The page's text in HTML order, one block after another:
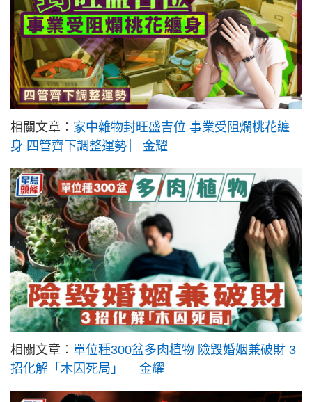
相關文章︰ 家中雜物封旺盛吉位 事業受阻爛桃花纏
身 四管齊下調整運勢 ︳金耀
相關文章︰ 單位種300盆多肉植物 險毀婚姻兼破財 3
招化解「木囚死局」 ︳金耀